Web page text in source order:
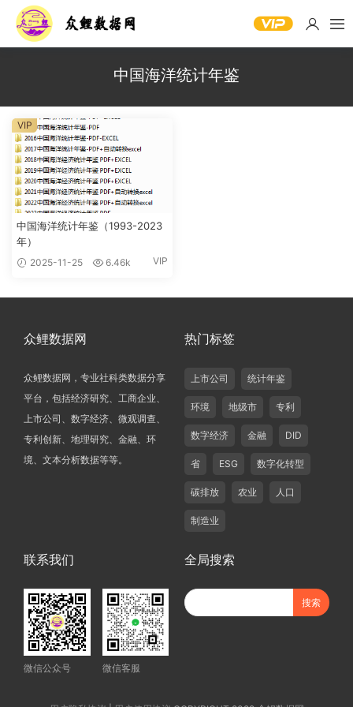
中国海洋统计年鉴
中国海洋统计年鉴（1993-2023
年）
2025-11-25 6.46k VIP
VIP
众鲤数据网
众鲤数据网，专业社科类数据分享
平台，包括经济研究、工商企业、
上市公司、数字经济、微观调查、
专利创新、地理研究、金融、环
境、文本分析数据等等。
热门标签
上市公司 统计年鉴
环境 地级市 专利
数字经济 金融 DID
省 ESG 数字化转型
碳排放 农业 人口
制造业
联系我们
微信公众号 微信客服
全局搜索